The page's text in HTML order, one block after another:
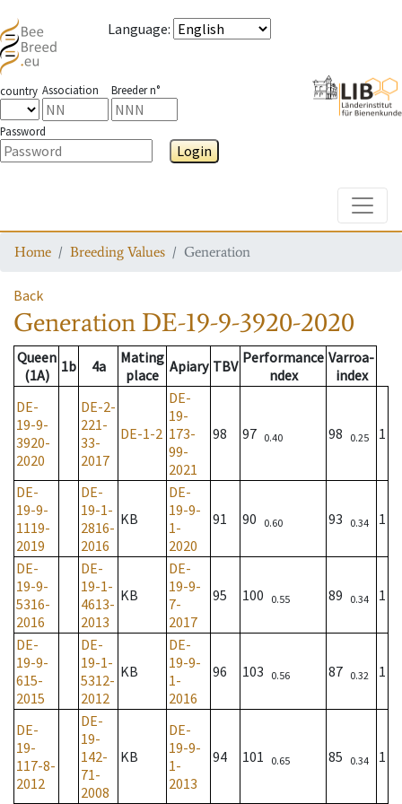
Language:
country Association Breeder n°
Password
Login
Home Breeding Values Generation
Back
Generation DE-19-9-3920-2020
Queen
(1A)
1b 4a
Mating
place Apiary TBV Performance
ndex
Varroa-
index
DE-
19-9-
3920-
2020
DE-2-
221-
33-
2017
DE-1-2
DE-
19-
173-
99-
2021
98 97 0.40 98 0.25 1
DE-
19-9-
1119-
2019
DE-
19-1-
2816-
2016
KB
DE-
19-9-
1-
2020
91 90 0.60 93 0.34 1
DE-
19-9-
5316-
2016
DE-
19-1-
4613-
2013
KB
DE-
19-9-
7-
2017
95 100 0.55 89 0.34 1
DE-
19-9-
615-
2015
DE-
19-1-
5312-
2012
KB
DE-
19-9-
1-
2016
96 103 0.56 87 0.32 1
DE-
19-
117-8-
2012
DE-
19-
142-
71-
2008
KB
DE-
19-9-
1-
2013
94 101 0.65 85 0.34 1